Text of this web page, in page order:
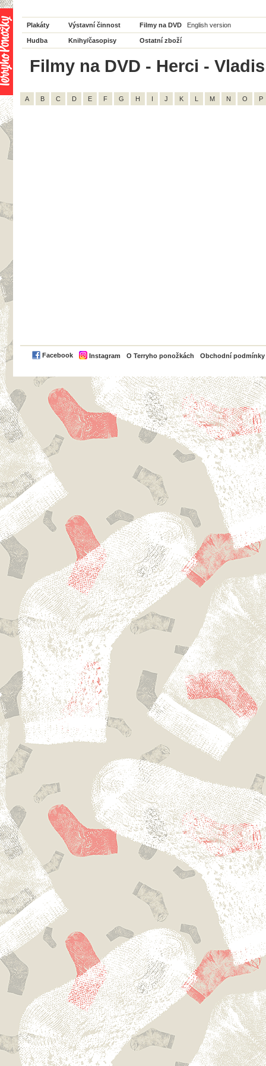
Plakáty Výstavní činnost Filmy na DVD English version
Hudba Knihy/časopisy Ostatní zboží
Filmy na DVD - Herci -
A B C D E F G H I J K L M N O P
Facebook Instagram O Terryho ponožkách Obchodní podmínky
PayPal